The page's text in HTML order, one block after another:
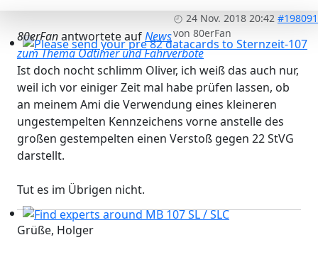
Please send your pre 82 datacards to Sternzeit-107
Find experts around MB 107 SL / SLC
24 Nov. 2018 20:42 #198091
von 80erFan
80erFanantwortete aufNews
zum Thema Odtimer und Fahrverbote
Ist doch nocht schlimm Oliver, ich weiß das auch nur,
weil ich vor einiger Zeit mal habe prüfen lassen, ob
an meinem Ami die Verwendung eines kleineren
ungestempelten Kennzeichens vorne anstelle des
großen gestempelten einen Verstoß gegen 22 StVG
darstellt.
Tut es im Übrigen nicht.
Grüße, Holger